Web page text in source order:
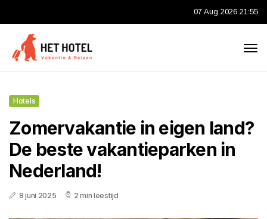
07 Aug 2026 21:55
Hotels
Zomervakantie in eigen land?
De beste vakantieparken in
Nederland!
8 juni 2025 2 min leestijd